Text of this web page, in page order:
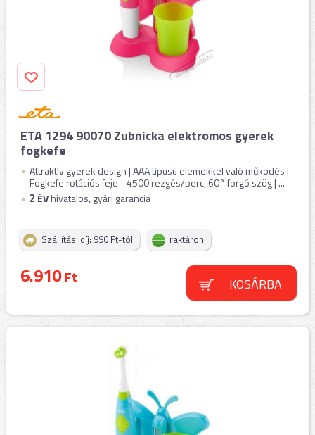
ETA 1294 90070 Zubnicka elektromos gyerek
fogkefe
Attraktív gyerek design | AAA típusú elemekkel való működés |
Fogkefe rotációs feje - 4500 rezgés/perc, 60° forgó szög | ...
2 ÉVhivatalos, gyári garancia
Szállítási díj: 990 Ft-tól raktáron
6.910Ft KOSÁRBA